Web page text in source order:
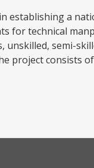
establishing a
for technical
semi-
project consists